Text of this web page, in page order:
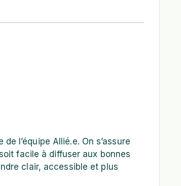
l’équipe Allié.e. On s’assure
facile à diffuser aux bonnes
clair, accessible et plus